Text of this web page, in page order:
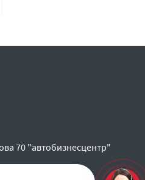
70 "автобизнесцентр"